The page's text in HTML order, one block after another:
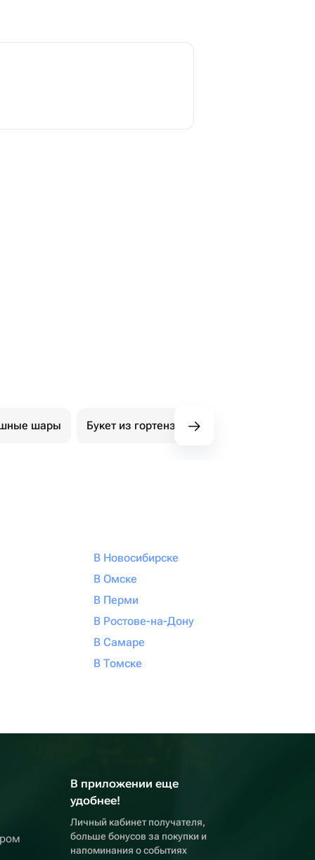
шары Букет из гортензий
В Новосибирске
В Омске
В Перми
В Ростове-на-Дону
В Самаре
В Томске
В приложении еще
удобнее!
Личный кабинет получателя,
больше бонусов за покупки и
напоминания о событиях